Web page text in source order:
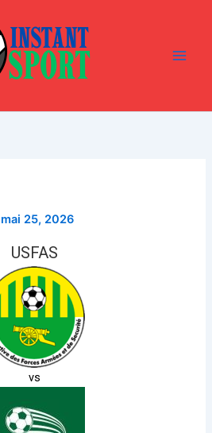
mai 25, 2026
USFAS
vs